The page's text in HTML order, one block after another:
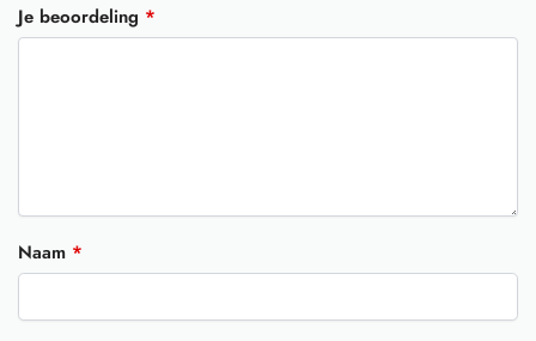
Je beoordeling *
Naam *